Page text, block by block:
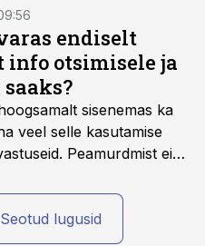
Nõukas annab nõu,
ja räägib tänastest
kujundamisel.
endiselt
info otsimisele ja
sisenemas ka
veel selle kasutamise
Peamurdmist ei
sellisel kujul olemas, et
välja lugeda
lugusid